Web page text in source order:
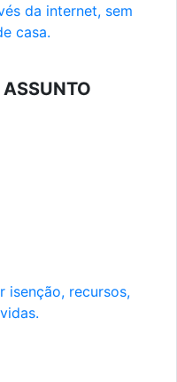
da internet, sem
casa.
ASSUNTO
isenção, recursos,